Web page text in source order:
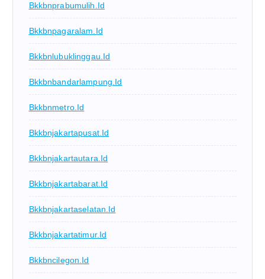
Bkkbnprabumulih.id
Bkkbnpagaralam.id
Bkkbnlubuklinggau.id
Bkkbnbandarlampung.id
Bkkbnmetro.id
Bkkbnjakartapusat.id
Bkkbnjakartautara.id
Bkkbnjakartabarat.id
Bkkbnjakartaselatan.id
Bkkbnjakartatimur.id
Bkkbncilegon.id